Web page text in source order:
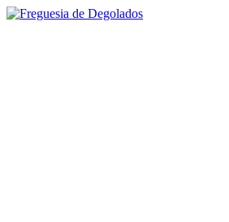
Skip